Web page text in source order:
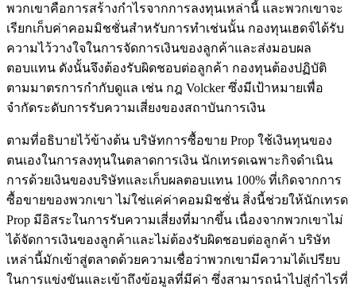
พวกเขาคือการสร้างกำไรจากการลงทุนเหล่านี้ และพวกเขาจะ
เรียกเก็บค่าคอมมิชชั่นสำหรับการทำเช่นนั้น กองทุนเฮดจ์ได้รับ
ความไว้วางใจในการจัดการเงินของลูกค้าและส่งมอบผล
ตอบแทน ดังนั้นจึงต้องรับผิดชอบต่อลูกค้า กองทุนต้องปฏิบัติ
ตามมาตรการกำกับดูแล เช่น กฎ Volcker ซึ่งมีเป้าหมายเพื่อ
จำกัดระดับการรับความเสี่ยงของสถาบันการเงิน
ตามที่อธิบายไว้ข้างต้น บริษัทการซื้อขาย Prop ใช้เงินทุนของ
ตนเองในการลงทุนในตลาดการเงิน นักเทรดเฉพาะกิจดำเนิน
การด้วยเงินของบริษัทและเก็บผลตอบแทน 100% ที่เกิดจากการ
ซื้อขายของพวกเขา ไม่ใช่แค่ค่าคอมมิชชั่น สิ่งนี้ช่วยให้นักเทรด
Prop มีอิสระในการรับความเสี่ยงที่มากขึ้น เนื่องจากพวกเขาไม่
ได้จัดการเงินของลูกค้าและไม่ต้องรับผิดชอบต่อลูกค้า บริษัท
เหล่านี้มักเข้าสู่ตลาดด้วยความเชื่อว่าพวกเขามีความได้เปรียบ
ในการแข่งขันและเข้าถึงข้อมูลที่มีค่า ซึ่งสามารถนำไปสู่กำไรที่